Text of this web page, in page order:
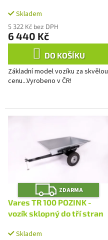
t
ů
Skladem
5 322 Kč bez DPH
6 440 Kč
DO KOŠÍKU
Základní model vozíku za skvělou
cenu...Vyrobeno v ČR!
Z
D
A
R
M
A
ZDARMA
Vares TR 100 POZINK -
vozík sklopný do tří stran
Skladem